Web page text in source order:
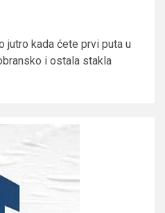
jutro kada ćete prvi puta u
i ostala stakla